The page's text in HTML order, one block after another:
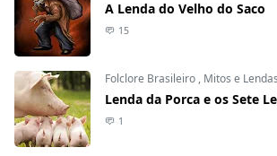
A Lenda do Velho do Saco
15
Folclore Brasileiro , Mitos e Lendas
Lenda da Porca e os Sete
1